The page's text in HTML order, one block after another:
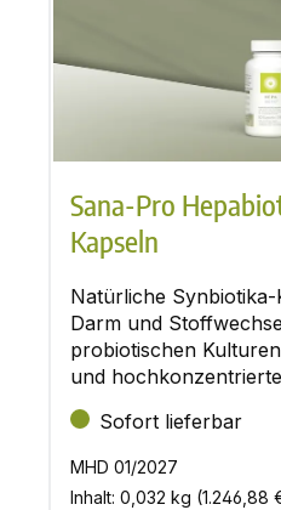
Sana-Pro
Kapseln
Natürliche
Darm und
probiotischen
und
Sofort lieferbar
MHD 01/2027
Inhalt: 0,032 kg (1.246,88